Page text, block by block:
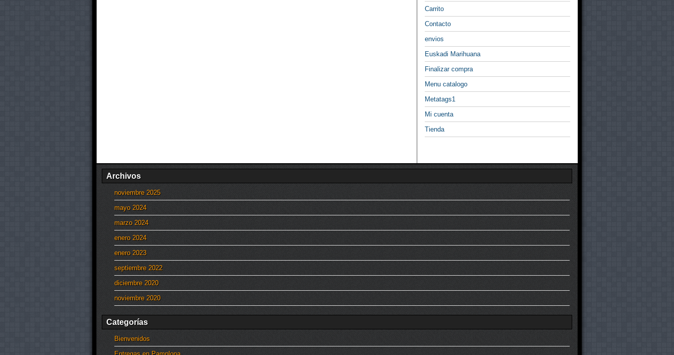
Carrito
Contacto
envios
Euskadi Marihuana
Finalizar compra
Menu catalogo
Metatags1
Mi cuenta
Tienda
Archivos
noviembre 2025
mayo 2024
marzo 2024
enero 2024
enero 2023
septiembre 2022
diciembre 2020
noviembre 2020
Categorías
Bienvenidos